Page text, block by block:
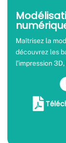
Maîtrisez la
découvrez les
l’impression